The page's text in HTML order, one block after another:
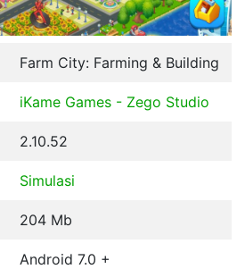
Farm City: Farming & Building
iKame Games - Zego Studio
2.10.52
Simulasi
204 Mb
Android 7.0 +